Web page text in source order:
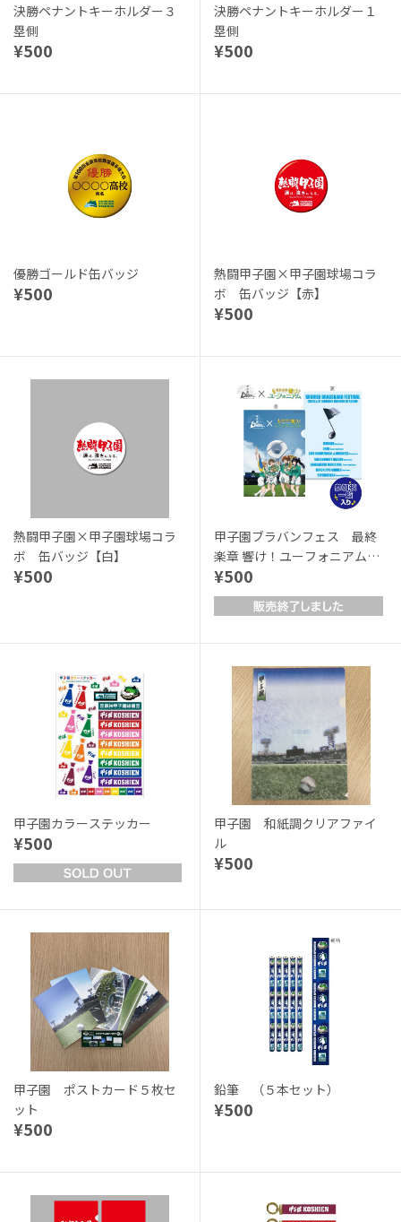
決勝ペナントキーホルダー３
塁側
¥500
決勝ペナントキーホルダー１
塁側
¥500
優勝ゴールド缶バッジ
¥500
熱闘甲子園×甲子園球場コラ
ボ 缶バッジ【赤】
¥500
熱闘甲子園×甲子園球場コラ
ボ 缶バッジ【白】
¥500
甲子園ブラバンフェス 最終
楽章 響け！ユーフォニアムコ
ラボ クリアファイル
¥500
甲子園カラーステッカー
¥500
甲子園 和紙調クリアファイ
ル
¥500
甲子園 ポストカード５枚セ
ット
¥500
鉛筆 （５本セット）
¥500